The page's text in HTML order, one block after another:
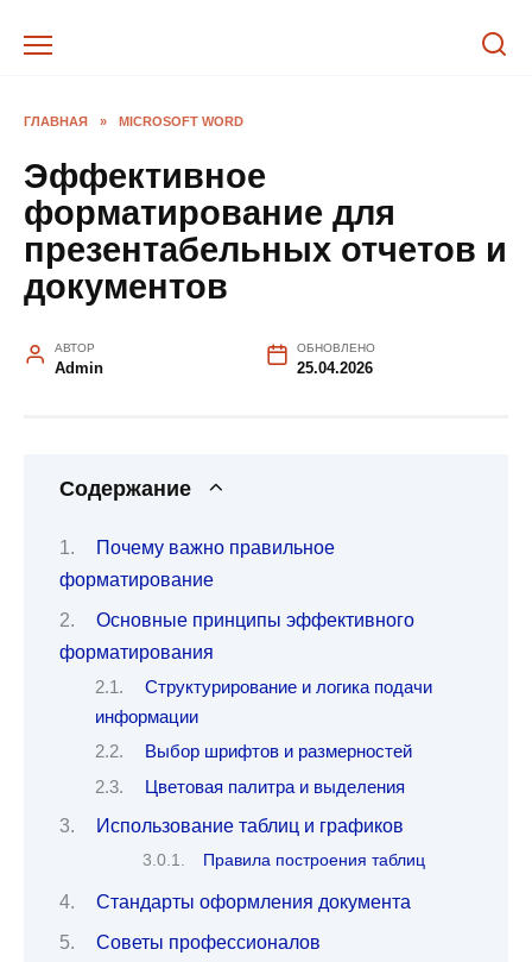
ГЛАВНАЯ » MICROSOFT WORD
Эффективное
форматирование для
презентабельных отчетов и
документов
АВТОР
Admin
ОБНОВЛЕНО
25.04.2026
Содержание
Почему важно правильное
форматирование
Основные принципы эффективного
форматирования
Структурирование и логика подачи
информации
Выбор шрифтов и размерностей
Цветовая палитра и выделения
Использование таблиц и графиков
Правила построения таблиц
Стандарты оформления документа
Советы профессионалов